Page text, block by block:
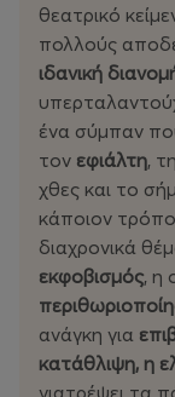
θεατρικό
πολλούς
ιδανική
ένα σύμπαν
τον εφιάλτη, τη
χθες και το
κάποιον
διαχρονικά
εκφοβισμός, η
ανάγκη για
κατάθλιψη, η